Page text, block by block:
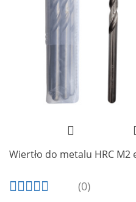
Wiertło do metalu HRC
(0)